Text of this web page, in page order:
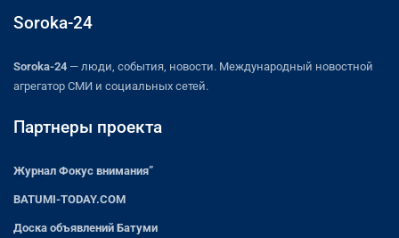
Soroka-24
Soroka-24 — люди, события, новости. Международный новостной
агрегатор СМИ и социальных сетей.
Партнеры проекта
Журнал Фокус внимания”
BATUMI-TODAY.COM
Доска объявлений Батуми